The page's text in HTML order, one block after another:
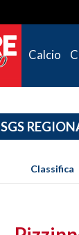
Calcio
Classifica